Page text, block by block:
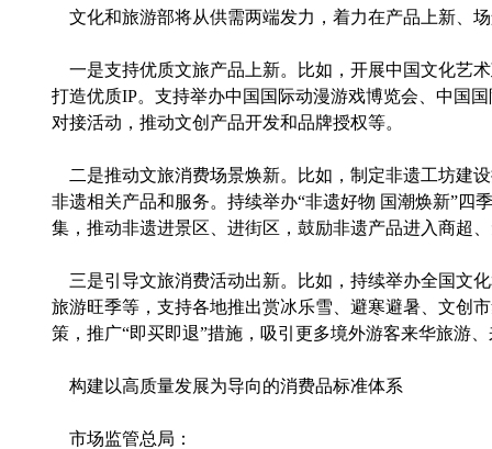
文化和旅游部将从供需两端发力，着力在产品上新、
一是支持优质文旅产品上新。比如，开展中国文化艺
打造优质IP。支持举办中国国际动漫游戏博览会、中国
对接活动，推动文创产品开发和品牌授权等。
二是推动文旅消费场景焕新。比如，制定非遗工坊建
非遗相关产品和服务。持续举办“非遗好物 国潮焕新”四
集，推动非遗进景区、进街区，鼓励非遗产品进入商超
三是引导文旅消费活动出新。比如，持续举办全国文
旅游旺季等，支持各地推出赏冰乐雪、避寒避暑、文创
策，推广“即买即退”措施，吸引更多境外游客来华旅游
构建以高质量发展为导向的消费品标准体系
市场监管总局：